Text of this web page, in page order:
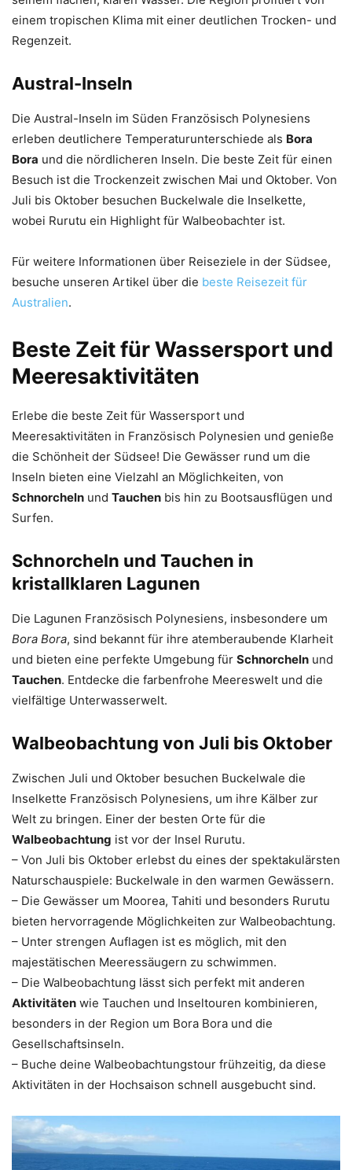
einem tropischen Klima mit einer deutlichen Trocken- und
Regenzeit.
Austral-Inseln
Die Austral-Inseln im Süden Französisch Polynesiens
erleben deutlichere Temperaturunterschiede als Bora
Bora und die nördlicheren Inseln. Die beste Zeit für einen
Besuch ist die Trockenzeit zwischen Mai und Oktober. Von
Juli bis Oktober besuchen Buckelwale die Inselkette,
wobei Rurutu ein Highlight für Walbeobachter ist.
Für weitere Informationen über Reiseziele in der Südsee,
besuche unseren Artikel über die beste Reisezeit für
Australien.
Beste Zeit für Wassersport und
Meeresaktivitäten
Erlebe die beste Zeit für Wassersport und
Meeresaktivitäten in Französisch Polynesien und genieße
die Schönheit der Südsee! Die Gewässer rund um die
Inseln bieten eine Vielzahl an Möglichkeiten, von
Schnorcheln und Tauchen bis hin zu Bootsausflügen und
Surfen.
Schnorcheln und Tauchen in
kristallklaren Lagunen
Die Lagunen Französisch Polynesiens, insbesondere um
Bora Bora, sind bekannt für ihre atemberaubende Klarheit
und bieten eine perfekte Umgebung für Schnorcheln und
Tauchen. Entdecke die farbenfrohe Meereswelt und die
vielfältige Unterwasserwelt.
Walbeobachtung von Juli bis Oktober
Zwischen Juli und Oktober besuchen Buckelwale die
Inselkette Französisch Polynesiens, um ihre Kälber zur
Welt zu bringen. Einer der besten Orte für die
Walbeobachtung ist vor der Insel Rurutu.
– Von Juli bis Oktober erlebst du eines der spektakulärsten
Naturschauspiele: Buckelwale in den warmen Gewässern.
– Die Gewässer um Moorea, Tahiti und besonders Rurutu
bieten hervorragende Möglichkeiten zur Walbeobachtung.
– Unter strengen Auflagen ist es möglich, mit den
majestätischen Meeressäugern zu schwimmen.
– Die Walbeobachtung lässt sich perfekt mit anderen
Aktivitäten wie Tauchen und Inseltouren kombinieren,
besonders in der Region um Bora Bora und die
Gesellschaftsinseln.
– Buche deine Walbeobachtungstour frühzeitig, da diese
Aktivitäten in der Hochsaison schnell ausgebucht sind.